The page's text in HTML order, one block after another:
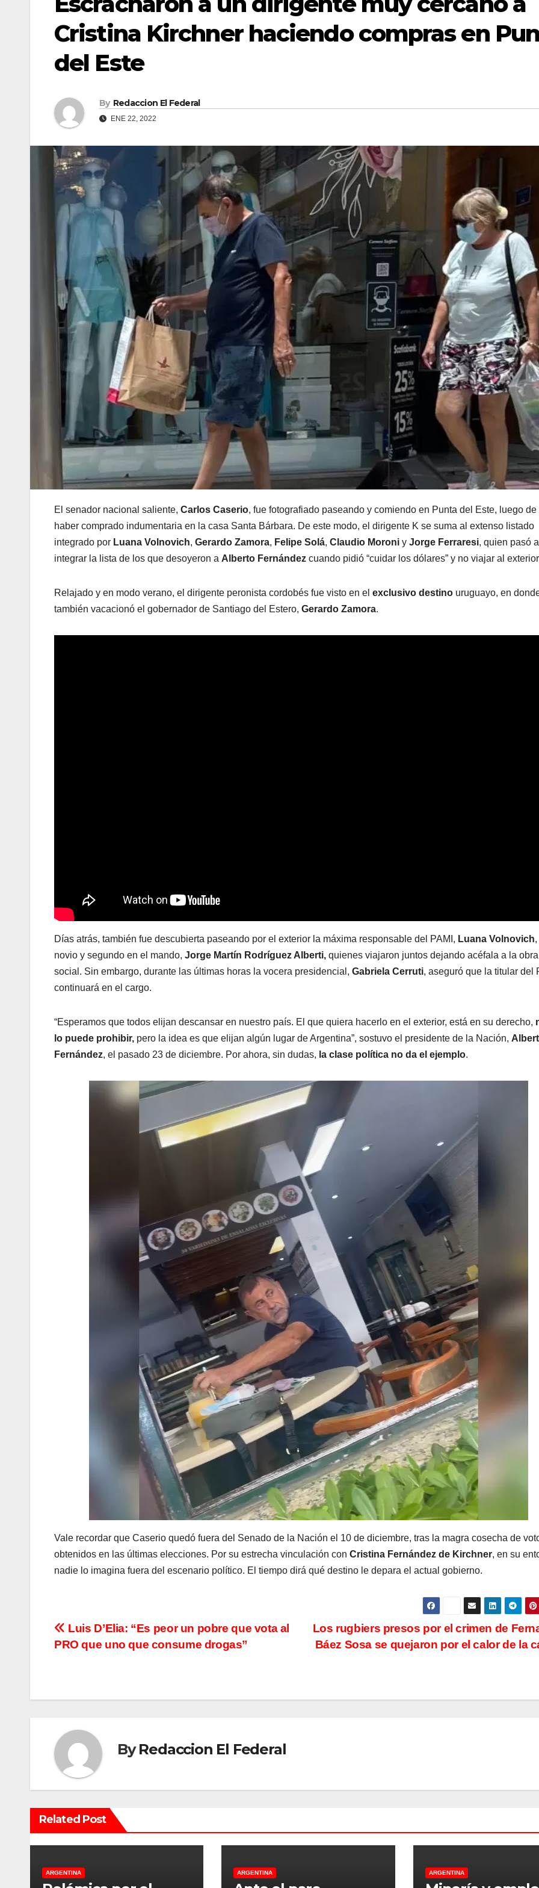
Cristina Kirchner haciendo compras en
del Este
By Redaccion El Federal
ENE 22, 2022
El senador nacional saliente, Carlos Caserio, fue fotografiado paseando y comiendo en Punta del Este, luego de
haber comprado indumentaria en la casa Santa Bárbara. De este modo, el dirigente K se suma al extenso listado
integrado por Luana Volnovich, Gerardo Zamora, Felipe Solá, Claudio Moroni y Jorge Ferraresi, quien pasó a
integrar la lista de los que desoyeron a Alberto Fernández cuando pidió “cuidar los dólares” y no viajar al
Relajado y en modo verano, el dirigente peronista cordobés fue visto en el exclusivo destino uruguayo, en
también vacacionó el gobernador de Santiago del Estero, Gerardo Zamora.
Días atrás, también fue descubierta paseando por el exterior la máxima responsable del PAMI, Luana Volnovich
novio y segundo en el mando, Jorge Martín Rodríguez Alberti, quienes viajaron juntos dejando acéfala a la obra
social. Sin embargo, durante las últimas horas la vocera presidencial, Gabriela Cerruti, aseguró que la titular del
continuará en el cargo.
“Esperamos que todos elijan descansar en nuestro país. El que quiera hacerlo en el exterior, está en su derecho,
lo puede prohibir, pero la idea es que elijan algún lugar de Argentina”, sostuvo el presidente de la Nación,
Fernández, el pasado 23 de diciembre. Por ahora, sin dudas, la clase política no da el ejemplo.
Vale recordar que Caserio quedó fuera del Senado de la Nación el 10 de diciembre, tras la magra cosecha de
obtenidos en las últimas elecciones. Por su estrecha vinculación con Cristina Fernández de Kirchner, en su
nadie lo imagina fuera del escenario político. El tiempo dirá qué destino le depara el actual gobierno.
N
e
g
a
c
i
ó
d
Los rugbiers presos por el crimen de
Báez Sosa se quejaron por el calor de la
Luis D’Elia: “Es peor un pobre que vota al
PRO que uno que consume drogas”
ByRedaccion El Federal
Related Post
ARGENTINA ARGENTINA ARGENTINA